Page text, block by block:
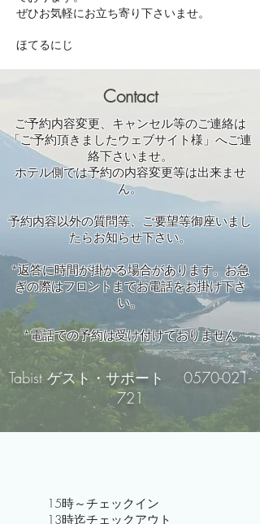
ぜひお気軽にお立ち寄り下さいませ。
ほてるにじ
Contact
ご予約内容変更、キャンセル等のご連絡は
「ご予約頂きましたウェブサイト様」へご連
絡下さいませ。
ホテル側では予約の内容変更等は出来ませ
ん。
​予約内容以外の質問等、ご要望等御座いまし
たらお知らせ下さい。
*返答に時間が掛かる場合があります。お急
ぎの際はフロントまでお電話をお掛け下さ
い。
*電話での予約は受け付けておりません
Tabist ゲスト・サポート 0570-021-
721
15時～チェックイン
​13時迄チェックアウト